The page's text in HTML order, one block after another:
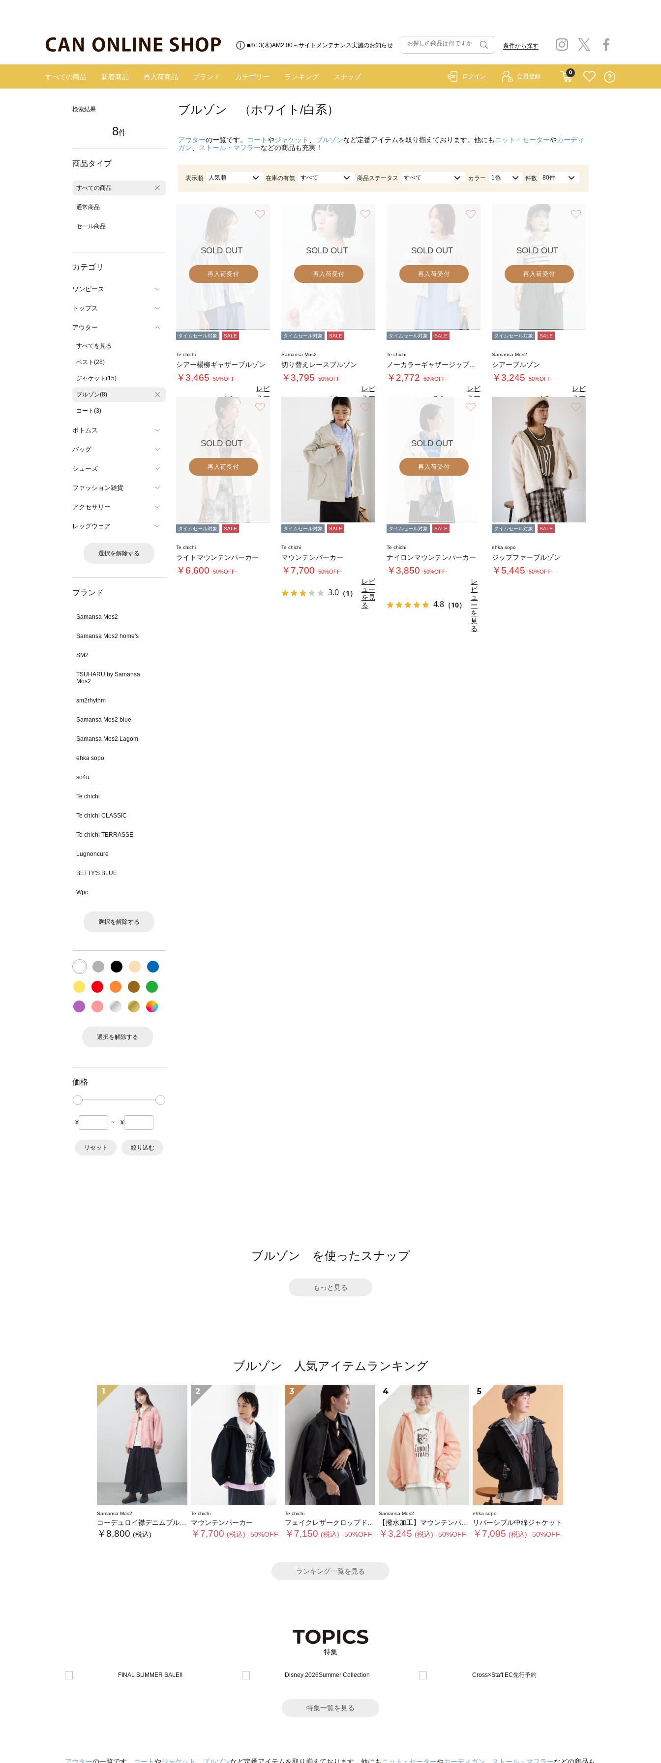
■8/13(木)AM2:00～サイトメンテナンス実施のお知らせ 条件から探す
すべての商品 新着商品 再入荷商品 ブランド カテゴリー ランキング スナップ
0
ログイン 会員登録
検索結果
8件
商品タイプ
すべての商品
通常商品
セール商品
カテゴリ
ワンピース
トップス
アウター
すべてを見る
ベスト(28)
ジャケット(15)
ブルゾン(8)
コート(3)
ボトムス
バッグ
シューズ
ファッション雑貨
アクセサリー
レッグウェア
選択を解除する
ブランド
Samansa Mos2
Samansa Mos2 home's
SM2
TSUHARU by Samansa
Mos2
sm2rhythm
Samansa Mos2 blue
Samansa Mos2 Lagom
ehka sopo
sō4ū
Te chichi
Te chichi CLASSIC
Te chichi TERRASSE
Lugnoncure
BETTY'S BLUE
Wpc.
選択を解除する
選択を解除する
価格
¥ ~ ¥
リセット 絞り込む
ブルゾン （ホワイト/白系）
アウターの一覧です。 コートやジャケット ブルゾンなど定番アイテムを取り揃えております。他にも ニット・セーターやカーディ
ガン
ストール・マフラーなどの商品も充実！
表示順 人気順 在庫の有無 すべて 商品ステータス すべて カラー 1色 件数 80件
SOLD OUT
再入荷受付
タイムセール対象 SALE
Te chichi
シアー楊柳ギャザーブルゾン
￥3,465 -50%OFF-
4.0（1）
レビ
ュー
を見
る
SOLD OUT
再入荷受付
タイムセール対象 SALE
Samansa Mos2
切り替えレースブルゾン
￥3,795 -50%OFF-
4.3（9）
レビ
ュー
を見
る
SOLD OUT
再入荷受付
タイムセール対象 SALE
Te chichi
ノーカラーギャザージップブルゾン
￥2,772 -60%OFF-
5.0
レビ
ュー
を見
る
SOLD OUT
再入荷受付
タイムセール対象 SALE
Samansa Mos2
シアーブルゾン
￥3,245 -50%OFF-
4.5（4）
レビ
ュー
を見
る
SOLD OUT
再入荷受付
タイムセール対象 SALE
Te chichi
ライトマウンテンパーカー
￥6,600 -50%OFF-
タイムセール対象 SALE
Te chichi
マウンテンパーカー
￥7,700 -50%OFF-
3.0 （1）
レビ
ュー
を見
る
SOLD OUT
再入荷受付
タイムセール対象 SALE
Te chichi
ナイロンマウンテンパーカー
￥3,850 -50%OFF-
4.8 （10）
レ
ビ
ュ
ー
を
見
る
タイムセール対象 SALE
ehka sopo
ジップファーブルゾン
￥5,445 -50%OFF-
ブルゾン を使ったスナップ
もっと見る
ブルゾン 人気アイテムランキング
1
Samansa Mos2
コーデュロイ襟デニムブルゾン
￥8,800 (税込)
2
Te chichi
マウンテンパーカー
￥7,700 (税込) -50%OFF-
3
Te chichi
フェイクレザークロップドブルゾン
￥7,150 (税込) -50%OFF-
4
Samansa Mos2
【撥水加工】マウンテンパーカー
￥3,245 (税込) -50%OFF-
5
ehka sopo
リバーシブル中綿ジャケット
￥7,095 (税込) -50%OFF-
ランキング一覧を見る
特集
特集一覧を見る